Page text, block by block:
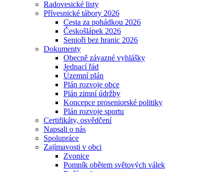
Radovesické listy
Přívesnické tábory 2026
Cesta za pohádkou 2026
Českošlápek 2026
Senioři bez hranic 2026
Dokumenty
Obecně závazné vyhlášky
Jednací řád
Územní plán
Plán rozvoje obce
Plán zimní údržby
Koncepce proseniorské politiky
Plán rozvoje sportu
Certifikáty, osvědčení
Napsali o nás
Spolupráce
Zajímavosti v obci
Zvonice
Pomník obětem světových válek